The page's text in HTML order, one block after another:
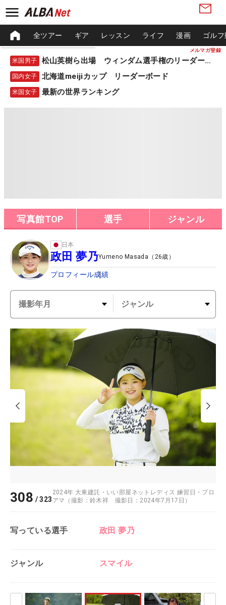
メルマガ登録
全ツアー ギア レッスン ライフ 漫画 ゴル
米国男子 松山英樹ら出場 ウィンダム選手権のリーダーボード
国内女子 北海道meijiカップ リーダーボード
米国女子 最新の世界ランキング
写真館TOP 選手 ジャンル
日本
政田 夢乃Yumeno Masada （ 26歳）
プロフィール成績
308 /323
2024年 大東建託・いい部屋ネットレディス 練習日・プロ
アマ（撮影：鈴木祥 撮影日：2024年7月17日）
写っている選手 政田 夢乃
ジャンル スマイル